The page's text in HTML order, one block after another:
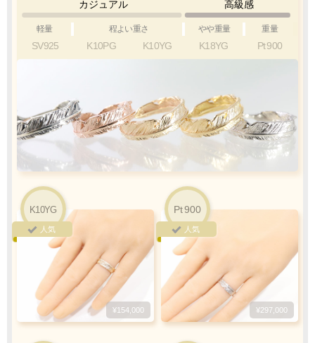
ラッピング
最適なケースで
お届けします
クロネコwebコレクト／カード決済
『お支払い手続き』のリンクから
カード情報をご入力下さい
ご利用回数
ご利用限度額
1回のお買い物
¥300,000迄
銀行振込
ご注文完了後、メールに記載の指定口座へ
『5日以内 』にお振込をお願い致します
カジュアル 高級感
軽量 程よい重さ やや重量 重量
SV925 K10PG K10YG K18YG Pt900
K10YG
人気
¥154,000
Pt900
人気
¥297,000